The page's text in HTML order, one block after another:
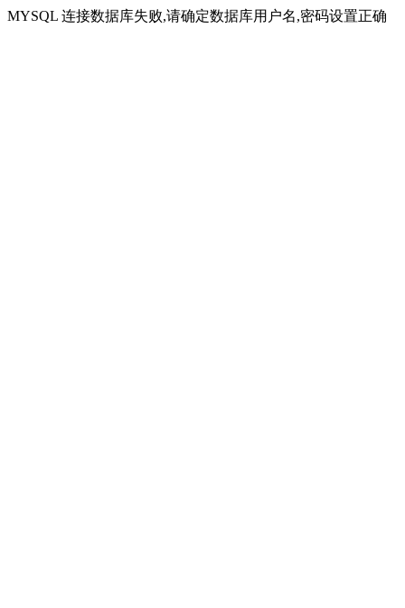
MYSQL 连接数据库失败,请确定数据库用户名,密码设置正确